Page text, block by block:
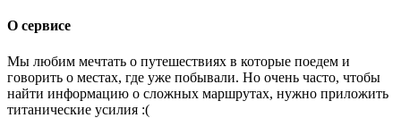
О сервисе
Мы любим мечтать о путешествиях в которые поедем и
говорить о местах, где уже побывали. Но очень часто, чтобы
найти информацию о сложных маршрутах, нужно приложить
титанические усилия :(